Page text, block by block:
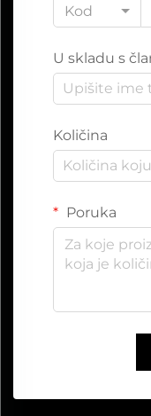
Kod
U skladu s
Količina
Poruka